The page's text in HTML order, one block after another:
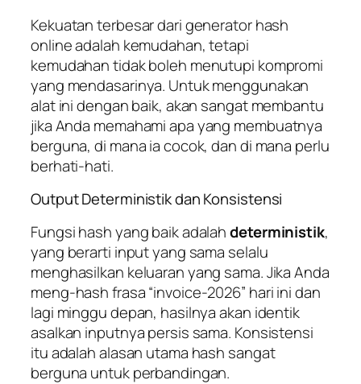
Kekuatan terbesar dari generator hash
online adalah kemudahan, tetapi
kemudahan tidak boleh menutupi kompromi
yang mendasarinya. Untuk menggunakan
alat ini dengan baik, akan sangat membantu
jika Anda memahami apa yang membuatnya
berguna, di mana ia cocok, dan di mana perlu
berhati-hati.
Output Deterministik dan Konsistensi
Fungsi hash yang baik adalahdeterministik,
yang berarti input yang sama selalu
menghasilkan keluaran yang sama. Jika Anda
meng-hash frasa “invoice-2026” hari ini dan
lagi minggu depan, hasilnya akan identik
asalkan inputnya persis sama. Konsistensi
itu adalah alasan utama hash sangat
berguna untuk perbandingan.